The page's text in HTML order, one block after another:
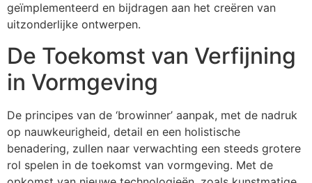
geïmplementeerd en bijdragen aan het creëren van
uitzonderlijke ontwerpen.
De Toekomst van Verfijning
in Vormgeving
De principes van de ‘browinner’ aanpak, met de nadruk
op nauwkeurigheid, detail en een holistische
benadering, zullen naar verwachting een steeds grotere
rol spelen in de toekomst van vormgeving. Met de